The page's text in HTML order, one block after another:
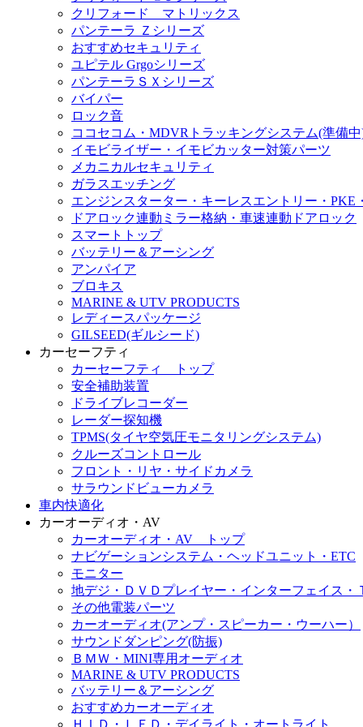
クリフォード マトリックス
パンテーラ Ｚシリーズ
おすすめセキュリティ
ユピテル Grgoシリーズ
パンテーラＳＸシリーズ
バイパー
ロック音
ココセコム・MDVRトラッキングシステム(準備
イモビライザー・イモビカッター対策パーツ
メカニカルセキュリティ
ガラスエッチング
エンジンスターター・キーレスエントリー・PKE
ドアロック連動ミラー格納・車速連動ドアロック
スマートトップ
バッテリー＆アーシング
アンパイア
ブロキス
MARINE & UTV PRODUCTS
レディースパッケージ
GILSEED(ギルシード)
カーセーフティ
カーセーフティ トップ
安全補助装置
ドライブレコーダー
レーダー探知機
TPMS(タイヤ空気圧モニタリングシステム)
クルーズコントロール
フロント・リヤ・サイドカメラ
サラウンドビューカメラ
車内快適化
カーオーディオ・AV
カーオーディオ・AV トップ
ナビゲーションシステム・ヘッドユニット・ETC
モニター
地デジ・ＤＶＤプレイヤー・インターフェイス・
その他電装パーツ
カーオーディオ(アンプ・スピーカー・ウーハー）
サウンドダンピング(防振)
ＢＭＷ・MINI専用オーディオ
MARINE & UTV PRODUCTS
バッテリー＆アーシング
おすすめカーオーディオ
ＨＩＤ・ＬＥＤ・デイライト・オートライト